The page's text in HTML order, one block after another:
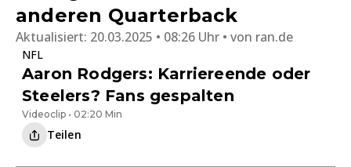
anderen Quarterback
Aktualisiert: 20.03.2025 • 08:26 Uhr von ran.de
NFL
Aaron Rodgers: Karriereende oder
Steelers? Fans gespalten
Videoclip • 02:20 Min
Teilen